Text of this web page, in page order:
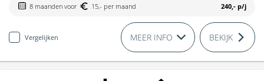
8 maanden voor 15,- per maand 240,- p/j
Vergelijken MEER INFO BEKIJK